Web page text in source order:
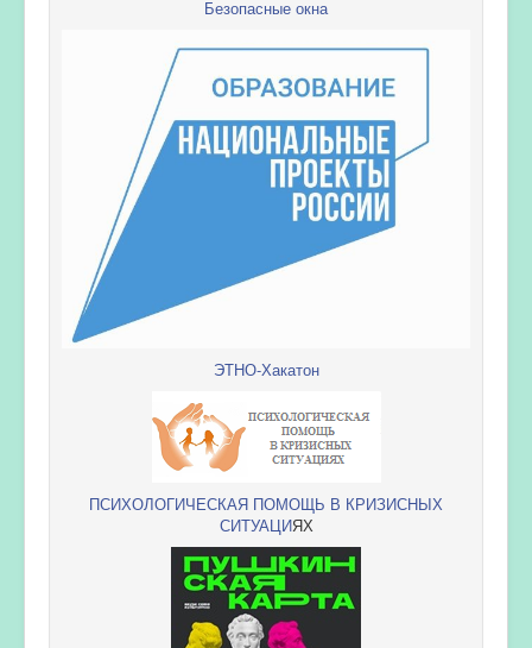
Безопасные окна
ЭТНО-Хакатон
ПСИХОЛОГИЧЕСКАЯ ПОМОЩЬ В КРИЗИСНЫХ
СИТУАЦИЯХ